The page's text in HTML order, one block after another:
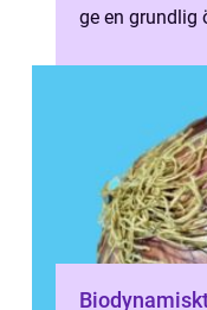
ge en grundlig